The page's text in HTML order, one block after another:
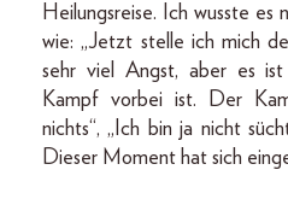
Heilungsreise. Ich wusste es
wie: „Jetzt stelle ich mich
sehr viel Angst, aber es
Kampf vorbei ist. Der
nichts“, „Ich bin ja nicht
Dieser Moment hat sich